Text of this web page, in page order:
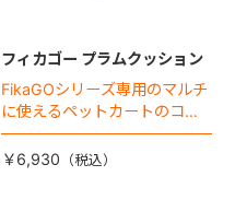
フィカゴー プラムクッション
FikaGOシリーズ専用のマルチ
に使えるペットカートのコー
ナークッション登場。
￥6,930